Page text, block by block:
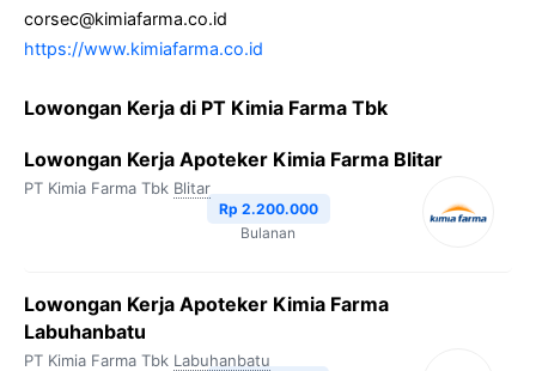
corsec@kimiafarma.co.id
https://www.kimiafarma.co.id
Lowongan Kerja di PT Kimia Farma Tbk
Lowongan Kerja Apoteker Kimia Farma Blitar
PT Kimia Farma Tbk Blitar
Rp 2.200.000
Bulanan
Lowongan Kerja Apoteker Kimia Farma
Labuhanbatu
PT Kimia Farma Tbk Labuhanbatu